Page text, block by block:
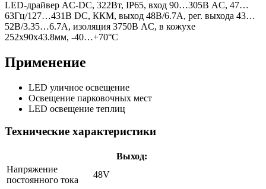
LED-драйвер AC-DC, 322Вт, IP65, вход 90…305В AC, 47…
63Гц/127…431В DC, ККМ, выход 48В/6.7А, рег. выхода 43…
52В/3.35…6.7А, изоляция 3750В AC, в кожухе
252х90х43.8мм, -40…+70°С
Применение
LED уличное освещение
Освещение парковочных мест
LED освещение теплиц
Технические характеристики
Выход:
Напряжение
постоянного тока
48V